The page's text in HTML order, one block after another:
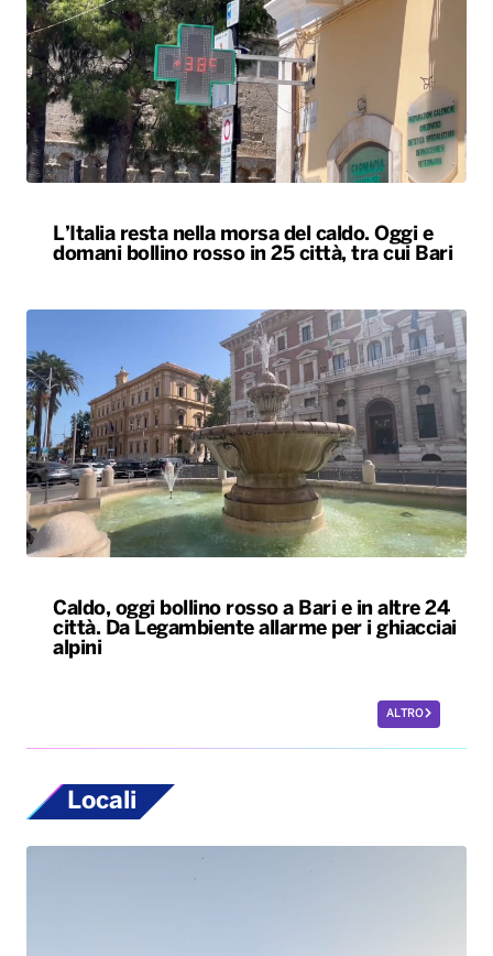
L’Italia resta nella morsa del caldo. Oggi e
domani bollino rosso in 25 città, tra cui Bari
Caldo, oggi bollino rosso a Bari e in altre 24
città. Da Legambiente allarme per i ghiacciai
alpini
ALTRO
Locali